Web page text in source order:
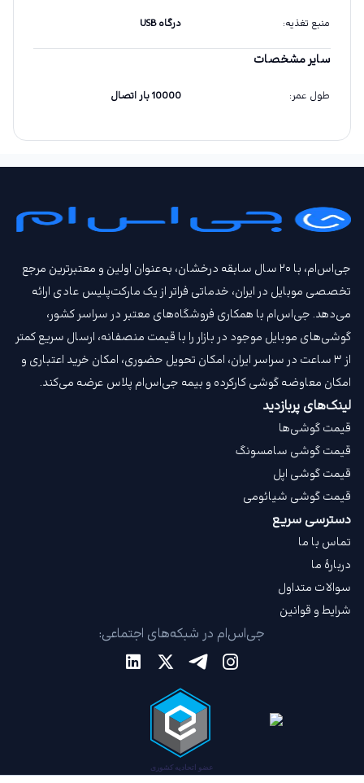
منبع تغذیه: درگاه USB
سایر مشخصات
طول عمر: 10000 بار اتصال
جی‌اس‌ام، با ۲۰ سال سابقه درخشان، به‌عنوان اولین و معتبرترین مرجع
تخصصی موبایل در ایران، خدماتی فراتر از یک مارکت‌پلیس عادی ارائه
می‌دهد. جی‌اس‌ام با همکاری فروشگاه‌های معتبر در سراسر کشور،
گوشی‌های موبایل موجود در بازار را با قیمت‌ منصفانه، ارسال سریع کمتر
از ۳ ساعت در سراسر ایران، امکان تحویل حضوری، امکان خرید اعتباری و
امکان معاوضه گوشی کارکرده و بیمه جی‌اس‌ام‌ پلاس عرضه می‌کند.
لینک‌های پربازدید
قیمت گوشی‌ها
قیمت گوشی سامسونگ
قیمت گوشی اپل
قیمت گوشی شیائومی
دسترسی سریع
تماس با ما
دربارهٔ ما
سوالات متداول
شرایط و قوانین
جی‌اس‌ام در شبکه‌های اجتماعی: